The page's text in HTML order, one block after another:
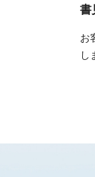
書
お
し